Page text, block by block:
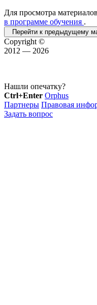
Для просмотра
в программе обучения .
Перейти к предыдущему
Copyright ©
2012 — 2026
Нашли опечатку?
Ctrl+Enter Orphus
Партнеры Правовая
Задать вопрос